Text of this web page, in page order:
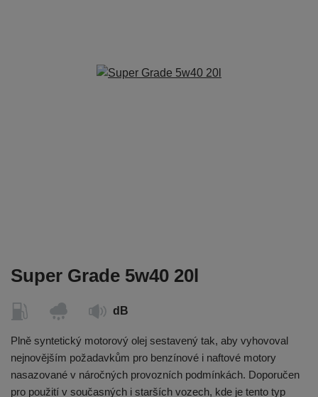
Super Grade 5w40 20l
dB
Plně syntetický motorový olej sestavený tak, aby vyhovoval
nejnovějším požadavkům pro benzínové i naftové motory
nasazované v náročných provozních podmínkách. Doporučen
pro použití v současných i starších vozech, kde je tento typ